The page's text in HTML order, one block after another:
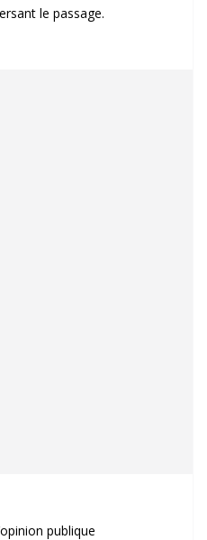
le passage.
publique